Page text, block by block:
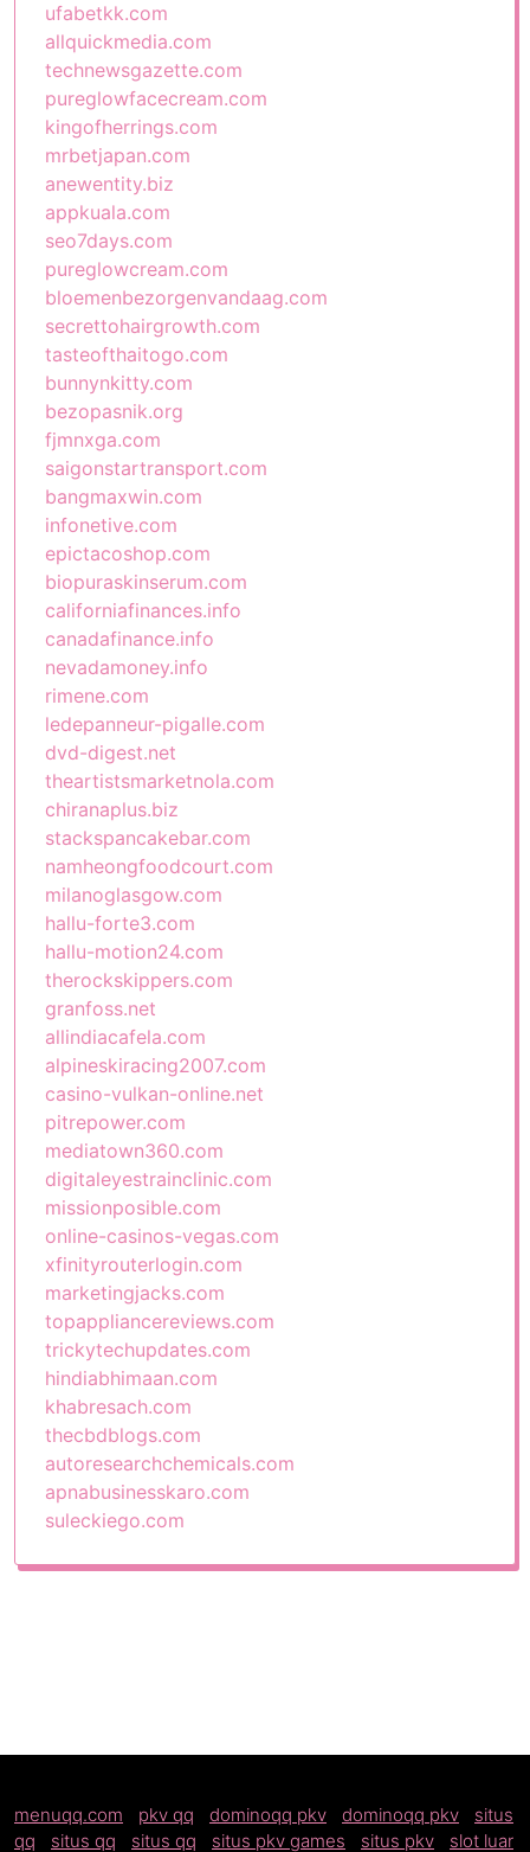
ufabetkk.com
allquickmedia.com
technewsgazette.com
pureglowfacecream.com
kingofherrings.com
mrbetjapan.com
anewentity.biz
appkuala.com
seo7days.com
pureglowcream.com
bloemenbezorgenvandaag.com
secrettohairgrowth.com
tasteofthaitogo.com
bunnynkitty.com
bezopasnik.org
fjmnxga.com
saigonstartransport.com
bangmaxwin.com
infonetive.com
epictacoshop.com
biopuraskinserum.com
californiafinances.info
canadafinance.info
nevadamoney.info
rimene.com
ledepanneur-pigalle.com
dvd-digest.net
theartistsmarketnola.com
chiranaplus.biz
stackspancakebar.com
namheongfoodcourt.com
milanoglasgow.com
hallu-forte3.com
hallu-motion24.com
therockskippers.com
granfoss.net
allindiacafela.com
alpineskiracing2007.com
casino-vulkan-online.net
pitrepower.com
mediatown360.com
digitaleyestrainclinic.com
missionposible.com
online-casinos-vegas.com
xfinityrouterlogin.com
marketingjacks.com
topappliancereviews.com
trickytechupdates.com
hindiabhimaan.com
khabresach.com
thecbdblogs.com
autoresearchchemicals.com
apnabusinesskaro.com
suleckiego.com
menuqq.com pkv qq dominoqq pkv dominoqq pkv
situs
qq
situs qq situs qq situs pkv games situs pkv slot luar